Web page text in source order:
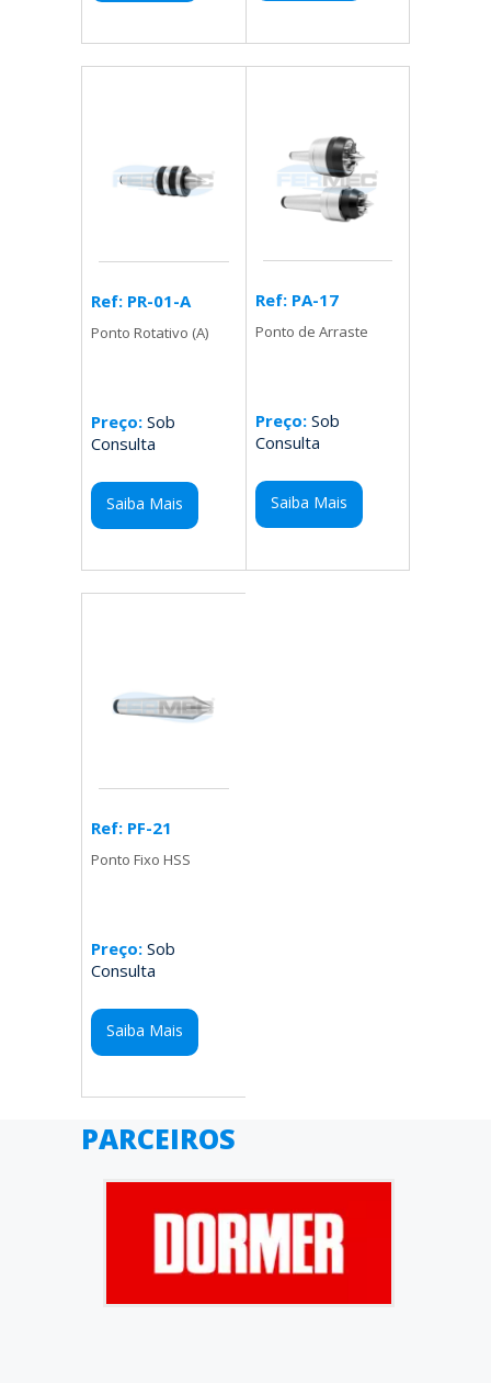
Ref: PR-01-A
Ponto Rotativo (A)
Preço: Sob
Consulta
Saiba Mais
Ref: PA-17
Ponto de Arraste
Preço:Sob
Consulta
Saiba Mais
Ref: PF-21
Ponto Fixo HSS
Preço: Sob
Consulta
Saiba Mais
PARCEIROS